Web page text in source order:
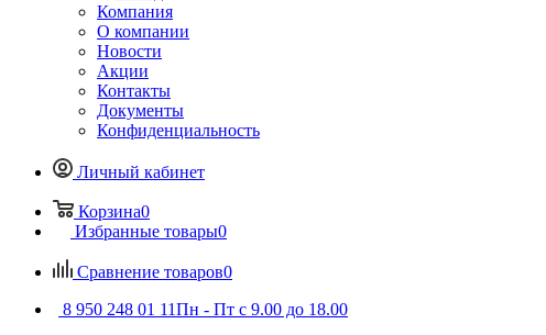
Компания
О компании
Новости
Акции
Контакты
Документы
Конфиденциальность
Личный кабинет
Корзина0
Избранные товары0
Сравнение товаров0
8 950 248 01 11Пн - Пт с 9.00 до 18.00